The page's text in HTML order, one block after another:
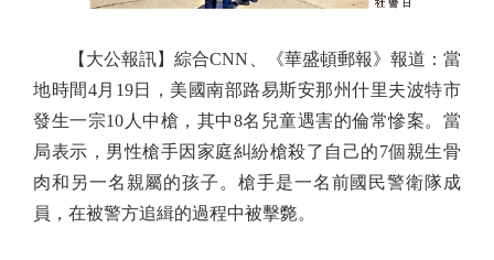
【大公報訊】綜合CNN、《華盛頓郵報》報道：當
地時間4月19日，美國南部路易斯安那州什里夫波特市
發生一宗10人中槍，其中8名兒童遇害的倫常慘案。當
局表示，男性槍手因家庭糾紛槍殺了自己的7個親生骨
肉和另一名親屬的孩子。槍手是一名前國民警衛隊成
員，在被警方追緝的過程中被擊斃。